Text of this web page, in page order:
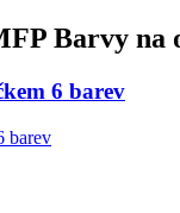
Barvy na
6 barev